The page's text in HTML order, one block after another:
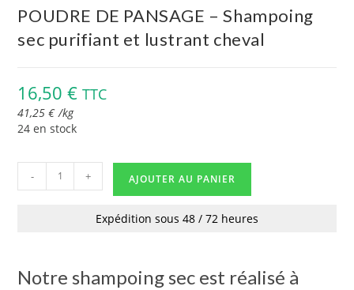
POUDRE DE PANSAGE – Shampoing
sec purifiant et lustrant cheval
16,50€ TTC
41,25€ /kg
24 en stock
- + AJOUTER AU PANIER
Expédition sous 48 / 72 heures
Notre shampoing sec est réalisé à